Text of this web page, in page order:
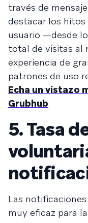
través de
destacar los
usuario —desde
total de visitas al
experiencia de
patrones de uso
Echa un vistazo
Grubhub
5. Tasa
Las
muy eficaz para